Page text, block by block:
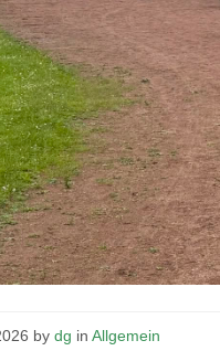
bydg inAllgemein